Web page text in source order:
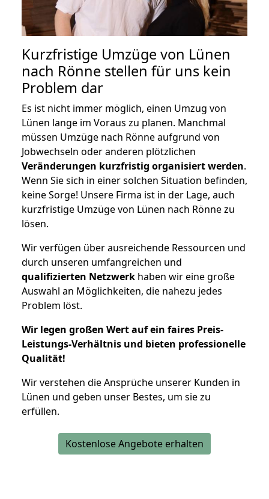
Kurzfristige Umzüge von Lünen
nach Rönne stellen für uns kein
Problem dar
Es ist nicht immer möglich, einen Umzug von
Lünen lange im Voraus zu planen. Manchmal
müssen Umzüge nach Rönne aufgrund von
Jobwechseln oder anderen plötzlichen
Veränderungen kurzfristig organisiert werden.
Wenn Sie sich in einer solchen Situation befinden,
keine Sorge! Unsere Firma ist in der Lage, auch
kurzfristige Umzüge von Lünen nach Rönne zu
lösen.
Wir verfügen über ausreichende Ressourcen und
durch unseren umfangreichen und
qualifizierten Netzwerk haben wir eine große
Auswahl an Möglichkeiten, die nahezu jedes
Problem löst.
Wir legen großen Wert auf ein faires Preis-
Leistungs-Verhältnis und bieten professionelle
Qualität!
Wir verstehen die Ansprüche unserer Kunden in
Lünen und geben unser Bestes, um sie zu
erfüllen.
Kostenlose Angebote erhalten